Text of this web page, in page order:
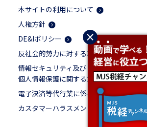
×
本サイトの利用について
人権方針
DE&Iポリシー
反社会的勢力に対する基本方針
情報セキュリティ及び
個人情報保護に関する方針
電子決済等代行業に係る表示
カスタマーハラスメントに対する基本方針